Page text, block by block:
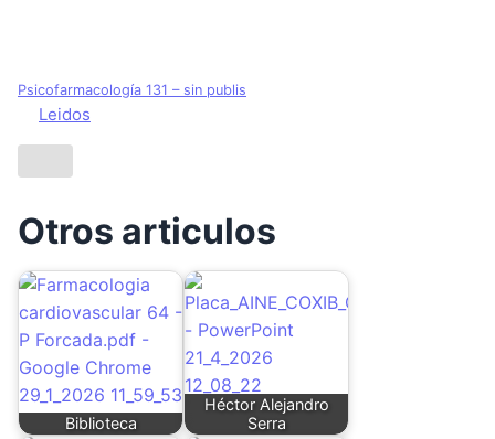
Psicofarmacología 131 – sin publis
Leidos
Otros articulos
Biblioteca
Héctor Alejandro
Serra